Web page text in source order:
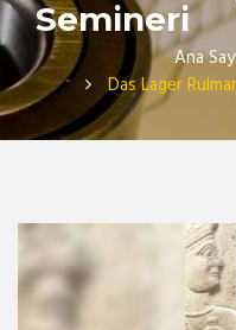
Semineri
Ana
Das Lager